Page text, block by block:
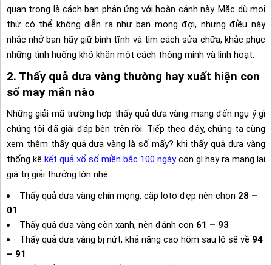
quan trọng là cách bạn phản ứng với hoàn cảnh này. Mặc dù mọi
thứ có thể không diễn ra như bạn mong đợi, nhưng điều này
nhắc nhở bạn hãy giữ bình tĩnh và tìm cách sửa chữa, khắc phục
những tình huống khó khăn một cách thông minh và linh hoạt.
2. Thấy quả dưa vàng thường hay xuất hiện con
số may mắn nào
Những giải mã trường hợp thấy quả dưa vàng mang đến ngụ ý gì
chúng tôi đã giải đáp bên trên rồi. Tiếp theo đây, chúng ta cùng
xem thêm thấy quả dưa vàng là số mấy? khi thấy quả dưa vàng
thống kê kết quả xổ số miền bắc 100 ngàycon gì hay ra mang lại
giá trị giải thưởng lớn nhé.
Thấy quả dưa vàng chín mọng, cặp loto đẹp nên chọn 28 –
01
Thấy quả dưa vàng còn xanh, nên đánh con 61 – 93
Thấy quả dưa vàng bị nứt, khả năng cao hôm sau lô sẽ về 94
– 91